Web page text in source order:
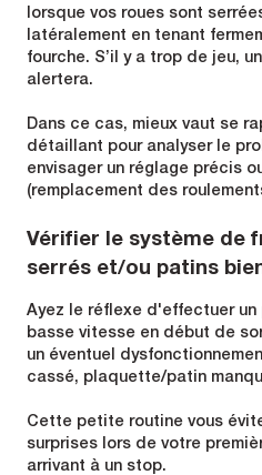
lorsque vos roues sont
latéralement en tenant
fourche. S’il y a trop de jeu,
alertera.
Dans ce cas, mieux vaut se
détaillant pour analyser le
envisager un réglage précis
(remplacement des
Vérifier le système de
serrés et/ou patins
Ayez le réflexe d'effectuer
basse vitesse en début de
un éventuel
cassé, plaquette/patin
Cette petite routine vous
surprises lors de votre
arrivant à un stop.